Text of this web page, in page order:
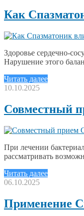
Как
Здоровье сердечно-
Нарушение этого
Читать далее
10.10.2025
Совместный
При лечении
рассматривать
Читать далее
06.10.2025
Применение